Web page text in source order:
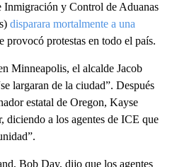
Inmigración y Control de Aduanas
disparara mortalmente a una
provocó protestas en todo el país.
Minneapolis, el alcalde Jacob
largaran de la ciudad”. Después
estatal de Oregon, Kayse
diciendo a los agentes de ICE que
Bob Day, dijo que los agentes